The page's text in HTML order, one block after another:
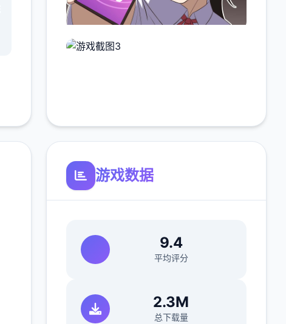
游戏数据
9.4
平均评分
2.3M
总下载量